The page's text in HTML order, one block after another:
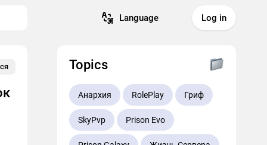
Language Log in
Topics
Анархия RolePlay Гриф
SkyPvp Prison Evo